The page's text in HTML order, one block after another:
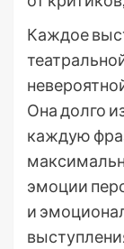
Каждое
Она долго
каждую
эмоции
и